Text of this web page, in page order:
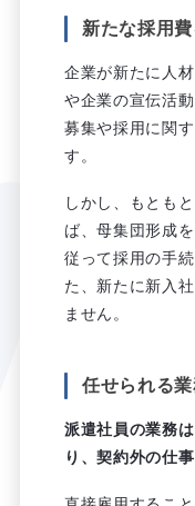
新たな採用
企業が新たに人
や企業の宣伝活
募集や採用に関
す。
しかし、もとも
ば、母集団形成
従って採用の手
た、新たに新入
ません。
任せられる
派遣社員の業務
り、契約外の仕